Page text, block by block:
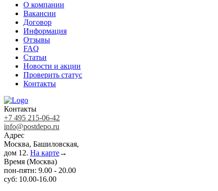
О компании
Вакансии
Договор
Информация
Отзывы
FAQ
Статьи
Новости и акции
Проверить статус
Контакты
Контакты
+7 495 215-06-42
info@postdepo.ru
Адрес
Москва, Башиловская,
дом 12. На карте→
Время (Москва)
пон-пятн: 9.00 - 20.00
суб: 10.00-16.00